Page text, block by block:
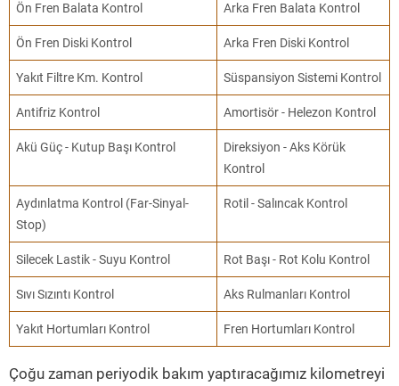
Ön Fren Balata Kontrol Arka Fren Balata Kontrol
Ön Fren Diski Kontrol Arka Fren Diski Kontrol
Yakıt Filtre Km. Kontrol Süspansiyon Sistemi Kontrol
Antifriz Kontrol Amortisör - Helezon Kontrol
Akü Güç - Kutup Başı Kontrol
Direksiyon - Aks Körük
Kontrol
Aydınlatma Kontrol (Far-Sinyal-
Stop)
Rotil - Salıncak Kontrol
Silecek Lastik - Suyu Kontrol Rot Başı - Rot Kolu Kontrol
Sıvı Sızıntı Kontrol Aks Rulmanları Kontrol
Yakıt Hortumları Kontrol Fren Hortumları Kontrol
Çoğu zaman periyodik bakım yaptıracağımız kilometreyi